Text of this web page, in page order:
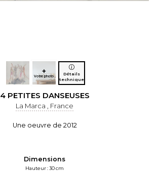
+
Votre photo
Détails
technique
4 PETITES DANSEUSES
La Marca , France
Une oeuvre de 2012
Dimensions
Hauteur : 30 cm